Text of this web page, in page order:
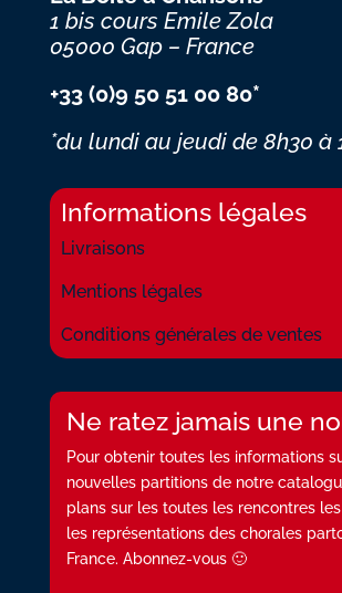
1 bis cours Emile Zola
05000 Gap – France
+33 (0)9 50 51 00 80*
*du lundi au jeudi de 8h30 à
Informations légales
Livraisons
Mentions légales
Conditions générales de ventes
Ne ratez jamais une
Pour obtenir toutes les informations
nouvelles partitions de notre
plans sur les toutes les rencontres
les représentations des chorales
France. Abonnez-vous 🙂